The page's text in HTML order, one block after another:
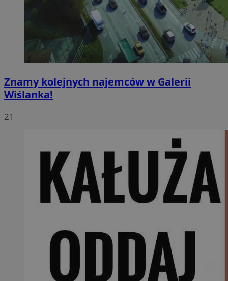
Znamy kolejnych najemców w Galerii
Wiślanka!
21